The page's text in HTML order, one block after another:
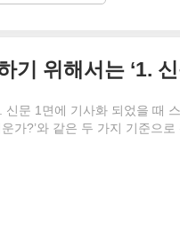
신문 1면에 기사화 되었을 때
가?’와 같은 두 가지 기준으